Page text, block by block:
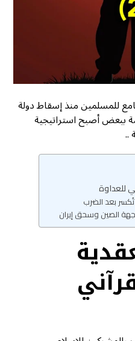
للمسلمين منذ إسقاط دولة
ببعض أصبح استراتيجية
..
للعداوة
بعد الضرب
الصين وسحق إيران